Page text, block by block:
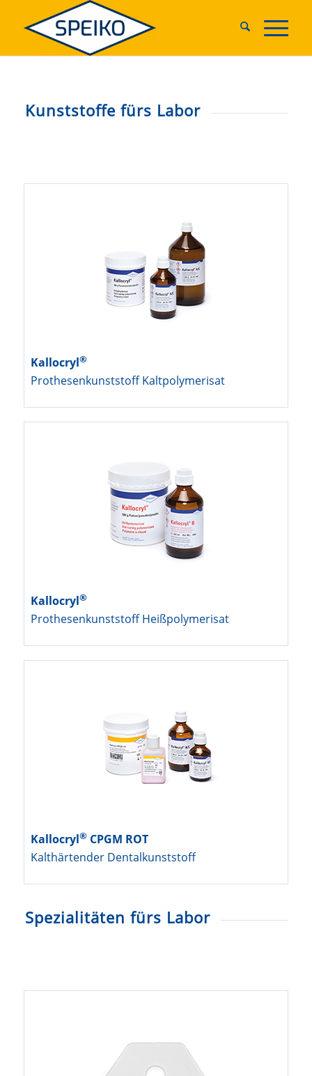
Kunststoffe fürs Labor
Kallocryl®
Prothesenkunststoff Kaltpolymerisat
Kallocryl®
Prothesenkunststoff Heißpolymerisat
Kallocryl®CPGM ROT
Kalthärtender Dentalkunststoff
Spezialitäten fürs Labor